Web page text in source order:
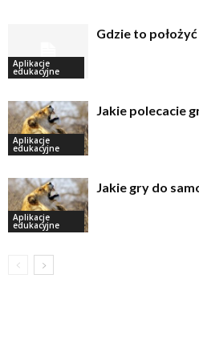
Aplikacje
edukacyjne
Gdzie to
Aplikacje
edukacyjne
Jakie polecacie
Aplikacje
edukacyjne
Jakie gry do